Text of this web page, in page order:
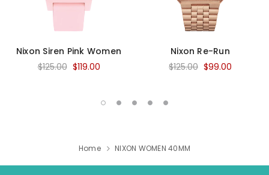
Nixon Siren Pink Women
$125.00 $119.00
Nixon Re-Run
$125.00 $99.00
Home NIXON WOMEN 40MM